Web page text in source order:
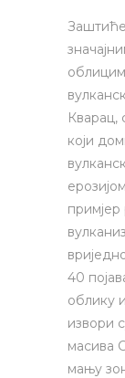
Кварац,
који
40
облику
извори
масива
мању